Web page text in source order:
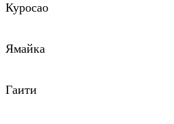
Куросао
Ямайка
Гаити